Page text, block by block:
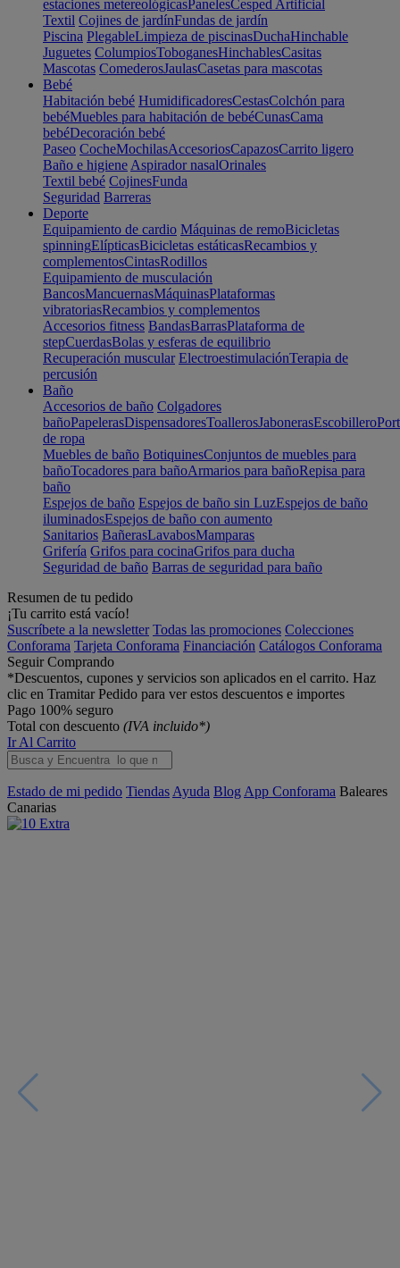
estaciones metereológicasPanelesCesped Artificial
Textil Cojines de jardínFundas de jardín
Piscina PlegableLimpieza de piscinasDuchaHinchable
Juguetes ColumpiosToboganesHinchablesCasitas
Mascotas ComederosJaulasCasetas para mascotas
Bebé
Habitación bebé HumidificadoresCestasColchón para
bebéMuebles para habitación de bebéCunasCama
bebéDecoración bebé
Paseo CocheMochilasAccesoriosCapazosCarrito ligero
Baño e higiene Aspirador nasalOrinales
Textil bebé CojinesFunda
Seguridad Barreras
Deporte
Equipamiento de cardio Máquinas de remoBicicletas
spinningElípticasBicicletas estáticasRecambios y
complementosCintasRodillos
Equipamiento de musculación
BancosMancuernasMáquinasPlataformas
vibratoriasRecambios y complementos
Accesorios fitness BandasBarrasPlataforma de
stepCuerdasBolas y esferas de equilibrio
Recuperación muscular ElectroestimulaciónTerapia de
percusión
Baño
Accesorios de baño Colgadores
bañoPapelerasDispensadoresToallerosJabonerasEscobillero
de ropa
Muebles de baño BotiquinesConjuntos de muebles para
bañoTocadores para bañoArmarios para bañoRepisa para
baño
Espejos de baño Espejos de baño sin LuzEspejos de baño
iluminadosEspejos de baño con aumento
Sanitarios BañerasLavabosMamparas
Grifería Grifos para cocinaGrifos para ducha
Seguridad de baño Barras de seguridad para baño
Resumen de tu pedido
¡Tu carrito está vacío!
Suscríbete a la newsletter Todas las promociones Colecciones
Conforama Tarjeta Conforama Financiación Catálogos Conforama
Seguir Comprando
*Descuentos, cupones y servicios son aplicados en el carrito. Haz
clic en Tramitar Pedido para ver estos descuentos e importes
Pago 100% seguro
Total con descuento (IVA incluido*)
Ir Al Carrito
Estado de mi pedido Tiendas Ayuda Blog App Conforama Baleares
Canarias